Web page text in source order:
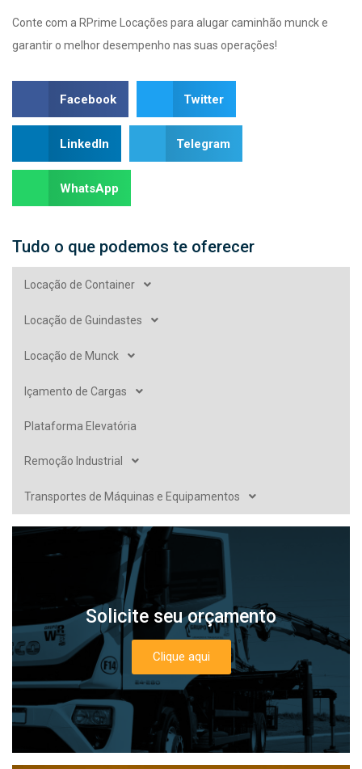
Conte com a RPrime Locações para alugar caminhão munck e
garantir o melhor desempenho nas suas operações!
Facebook Twitter
LinkedIn Telegram
WhatsApp
Tudo o que podemos te oferecer
Locação de Container
Locação de Guindastes
Locação de Munck
Içamento de Cargas
Plataforma Elevatória
Remoção Industrial
Transportes de Máquinas e Equipamentos
Solicite seu orçamento
Clique aqui